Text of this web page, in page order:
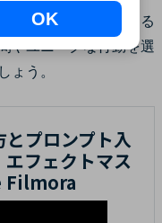
ぎない長さにまとめる
やユニークな行動を選
ょう。
プロンプト入
フェクトマス
Filmora
OK